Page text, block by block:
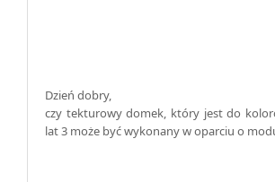
Dzień dobry,
czy tekturowy domek, który jest do
lat 3 może być wykonany w oparciu o